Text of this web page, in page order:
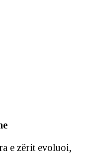
e zërit evoluoi,